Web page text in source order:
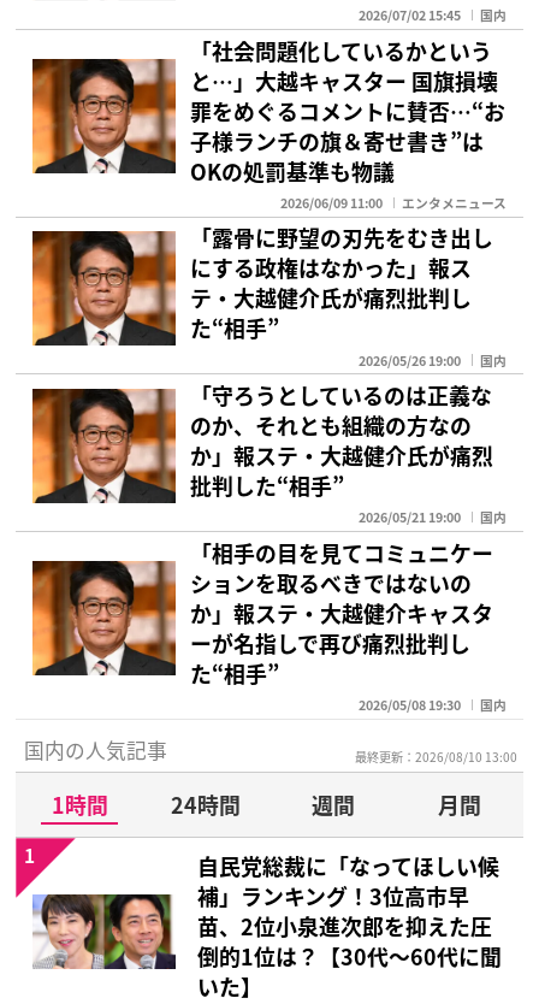
2026/07/02 15:45 国内
「社会問題化しているかという
と…」大越キャスター 国旗損壊
罪をめぐるコメントに賛否…“お
子様ランチの旗＆寄せ書き”は
OKの処罰基準も物議
2026/06/09 11:00 エンタメニュース
「露骨に野望の刃先をむき出し
にする政権はなかった」報ス
テ・大越健介氏が痛烈批判し
た“相手”
2026/05/26 19:00 国内
「守ろうとしているのは正義な
のか、それとも組織の方なの
か」報ステ・大越健介氏が痛烈
批判した“相手”
2026/05/21 19:00 国内
「相手の目を見てコミュニケー
ションを取るべきではないの
か」報ステ・大越健介キャスタ
ーが名指しで再び痛烈批判し
た“相手”
2026/05/08 19:30 国内
国内の人気記事 最終更新：2026/08/10 13:00
1時間 24時間 週間
月間
自民党総裁に「なってほしい候
補」ランキング！3位高市早
苗、2位小泉進次郎を抑えた圧
倒的1位は？【30代〜60代に聞
いた】
1